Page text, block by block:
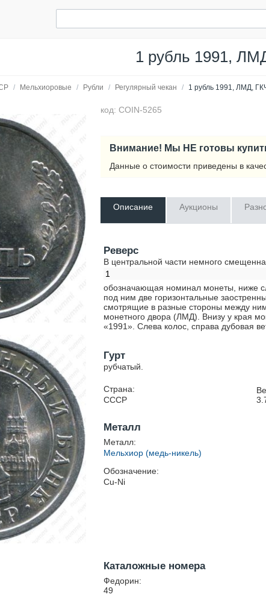
1 рубль 1991,
/ Мельхиоровые / Рубли / Регулярный чекан / 1 рубль 1991, ЛМД,
код: COIN-5265
Внимание! Мы НЕ готовы
Данные о стоимости приведены в
Описание Аукционы
Реверс
В центральной части немного
1
обозначающая номинал монеты, ниже
под ним две горизонтальные
смотрящие в разные стороны между
монетного двора (ЛМД). Внизу у края
«1991». Слева колос, справа дубовая
Гурт
рубчатый.
Страна:
СССР
Металл
Металл:
Мельхиор (медь-никель)
Обозначение:
Cu-Ni
Каталожные номера
Федорин:
49